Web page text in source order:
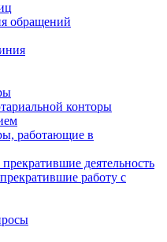
обращений
конторы
работающие в
деятельность
работу с